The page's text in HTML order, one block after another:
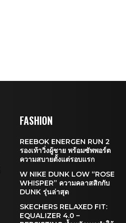
FASHION
REEBOK ENERGEN RUN 2
รองเท้าวิ่งผู้ชาย พร้อมซัพพอร์ต
ความสบายตั้งแต่รอบแรก
W NIKE DUNK LOW “ROSE
WHISPER” ความคลาสสิกกับ
DUNK รุ่นล่าสุด
SKECHERS RELAXED FIT:
EQUALIZER 4.0 –